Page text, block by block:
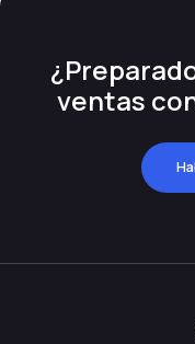
ventas